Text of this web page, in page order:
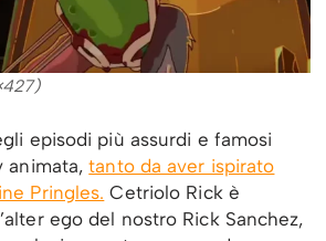
episodi più assurdi e famosi
animata,tanto da aver ispirato
Pringles. Cetriolo Rick è
ego del nostro Rick Sanchez,